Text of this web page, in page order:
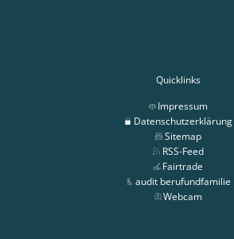
Quicklinks
Impressum
Datenschutzerklärung
Sitemap
RSS-Feed
Fairtrade
audit berufundfamilie
Webcam